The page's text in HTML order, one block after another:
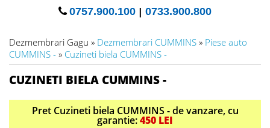
0757.900.100 | 0733.900.800
Dezmembrari Gagu » Dezmembrari CUMMINS» Piese auto
CUMMINS - » Cuzineti biela CUMMINS -
CUZINETI BIELA CUMMINS -
Pret Cuzineti biela CUMMINS - de vanzare, cu
garantie:450 LEI